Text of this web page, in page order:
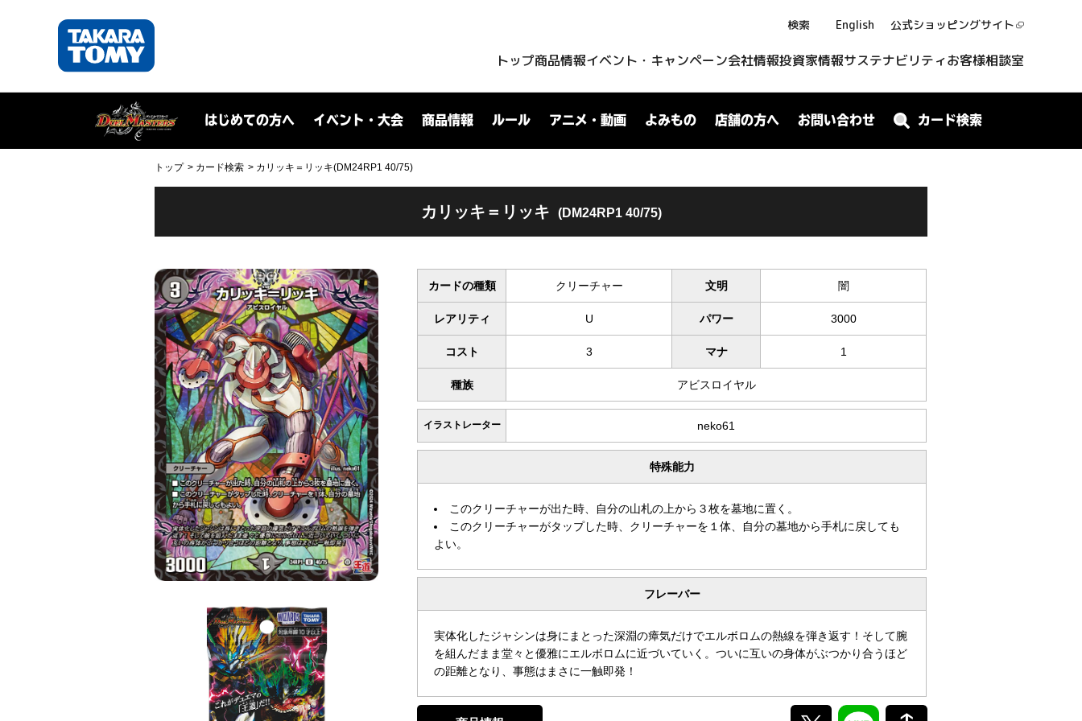
検索 English 公式ショッピングサイト
トップ商品情報イベント・キャンペーン会社情報投資家情報サステナビリティお客様相談室
はじめての方へ イベント・大会 商品情報 ルール アニメ・動画 よみもの 店舗の方へ お問い合わせ カード検索
トップ カード検索 カリッキ＝リッキ(DM24RP1 40/75)
カリッキ＝リッキ (DM24RP1 40/75)
カードの種類 クリーチャー 文明 闇
レアリティ U パワー 3000
コスト 3 マナ 1
種族 アビスロイヤル
イラストレーター neko61
特殊能力
このクリーチャーが出た時、自分の山札の上から３枚を墓地に置く。
このクリーチャーがタップした時、クリーチャーを１体、自分の墓地から手札に戻しても
よい。
フレーバー
実体化したジャシンは身にまとった深淵の瘴気だけでエルボロムの熱線を弾き返す！そして腕
を組んだまま堂々と優雅にエルボロムに近づいていく。ついに互いの身体がぶつかり合うほど
の距離となり、事態はまさに一触即発！